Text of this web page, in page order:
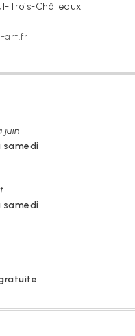
Trois-Châteaux
art.fr
juin
samedi
samedi